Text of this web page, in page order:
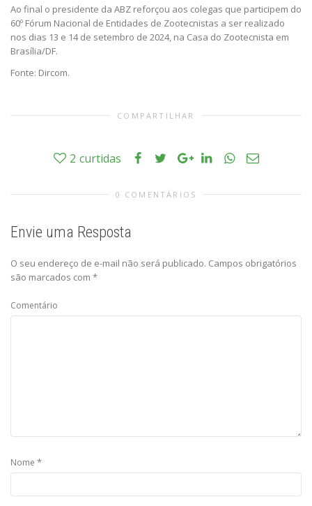
Ao final o presidente da ABZ reforçou aos colegas que participem do
60º Fórum Nacional de Entidades de Zootecnistas a ser realizado
nos dias 13 e 14 de setembro de 2024, na Casa do Zootecnista em
Brasília/DF.
Fonte: Dircom.
COMPARTILHAR
2 curtidas
0 COMENTÁRIOS
Envie uma Resposta
O seu endereço de e-mail não será publicado. Campos obrigatórios
são marcados com *
Comentário
Nome *